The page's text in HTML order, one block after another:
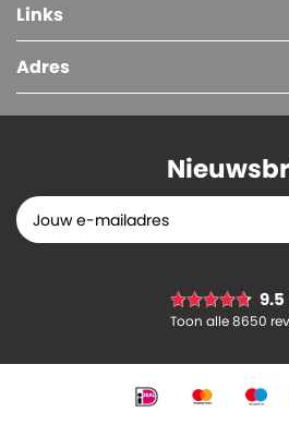
In
Links
Adres
9.5
Toon alle 8650